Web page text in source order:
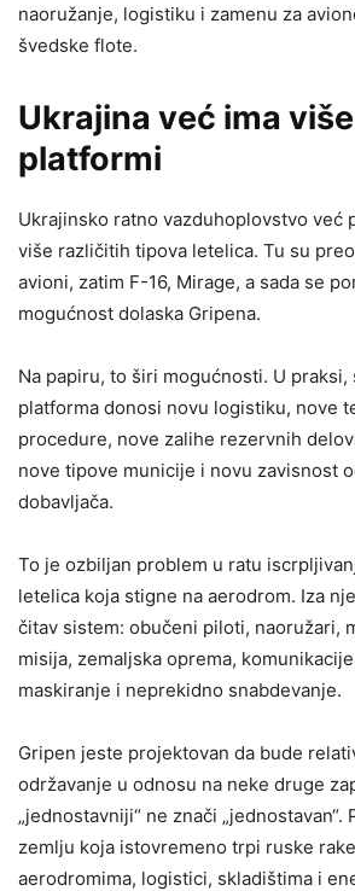
naoružanje, logistiku i zamenu za
švedske flote.
Ukrajina već ima
platformi
Ukrajinsko ratno vazduhoplovstvo već
više različitih tipova letelica. Tu su
avioni, zatim F-16, Mirage, a sada se
mogućnost dolaska Gripena.
Na papiru, to širi mogućnosti. U praksi,
platforma donosi novu logistiku, nove
procedure, nove zalihe rezervnih
nove tipove municije i novu zavisnost
dobavljača.
To je ozbiljan problem u ratu
letelica koja stigne na aerodrom. Iza
čitav sistem: obučeni piloti, naoružari,
misija, zemaljska oprema,
maskiranje i neprekidno snabdevanje.
Gripen jeste projektovan da bude
održavanje u odnosu na neke druge
„jednostavniji“ ne znači „jednostavan“.
zemlju koja istovremeno trpi ruske
aerodromima, logistici, skladištima i